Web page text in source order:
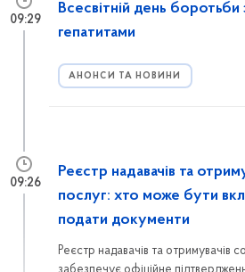
Всесвітній день боротьби
гепатитами
АНОНСИ ТА НОВИНИ
09:29
Реєстр надавачів та
послуг: хто може бути
подати документи
Реєстр надавачів та отримувачів
09:26